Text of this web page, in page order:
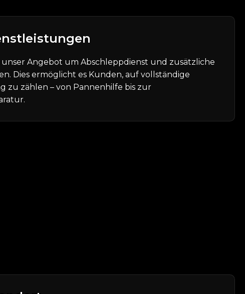
Angebot um Abschleppdienst und zusätzliche
Dies ermöglicht es Kunden, auf vollständige
zu zählen – von Pannenhilfe bis zur